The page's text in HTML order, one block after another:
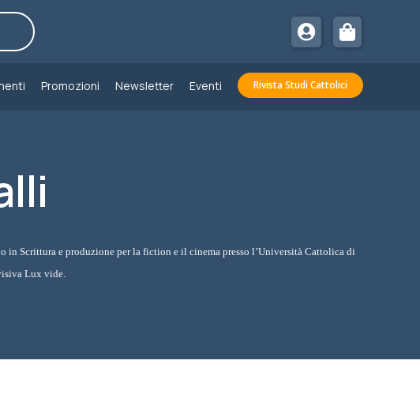
Promozioni Newsletter Eventi Rivista Studi Cattolici
in Scrittura e produzione per la fiction e il cinema presso l’Università Cattolica di
Lux vide.